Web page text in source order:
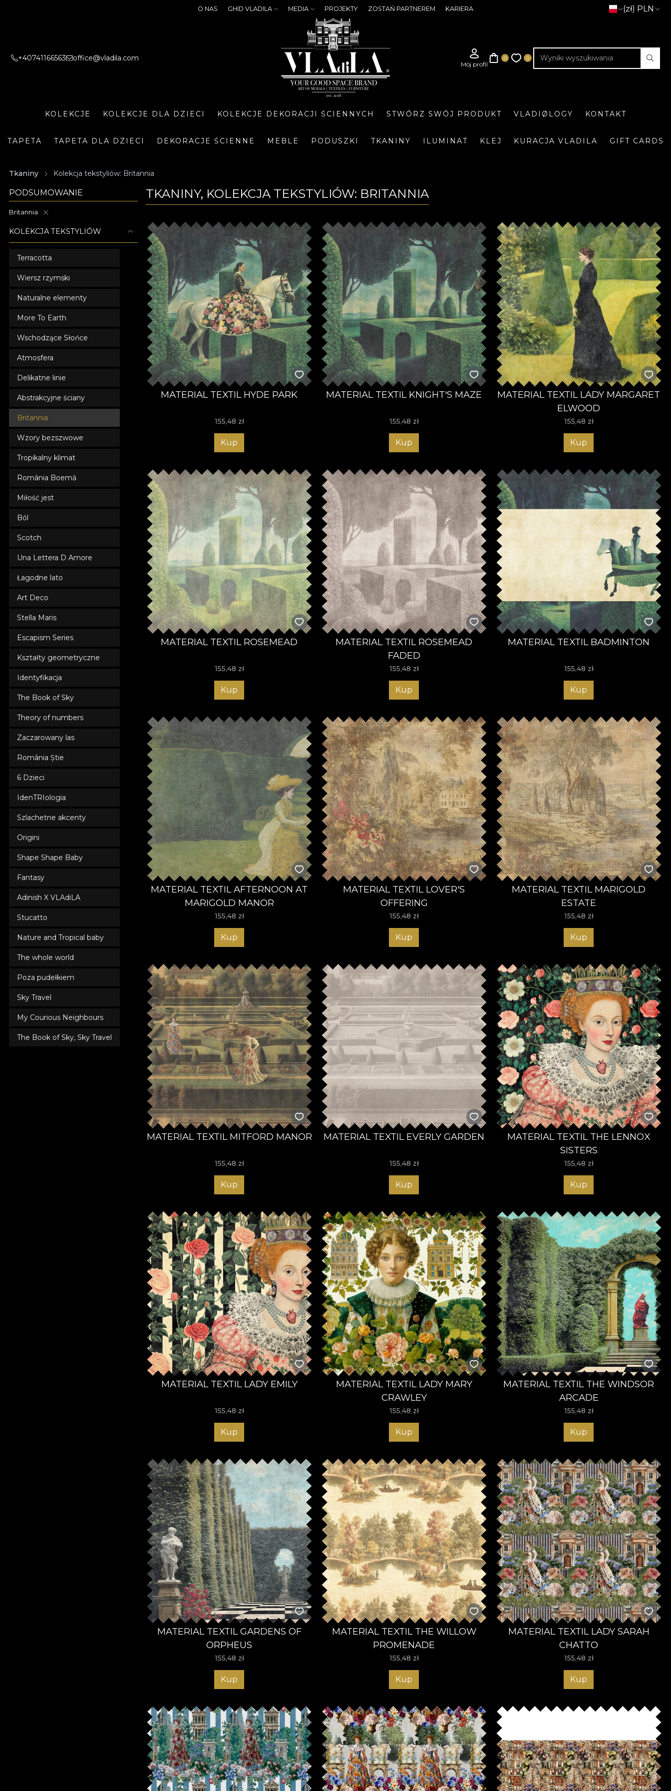
O NAS GHID VLADILA MEDIA PROJEKTY ZOSTAŃ PARTNEREM KARIERA (zł) PLN
+40741166563 office@vladila.com
KOLEKCJE KOLEKCJE DLA DZIECI KOLEKCJE DEKORACJI ŚCIENNYCH STWÓRZ SWÓJ PRODUKT VLADIØLOGY KONTAKT
TAPETA TAPETA DLA DZIECI DEKORACJE ŚCIENNE MEBLE PODUSZKI TKANINY ILUMINAT KLEJ KURACJA VLADILA GIFT CARDS
Tkaniny Kolekcja tekstyliów: Britannia
PODSUMOWANIE
Britannia
KOLEKCJA TEKSTYLIÓW
Terracotta
Wiersz rzymski
Naturalne elementy
More To Earth
Wschodzące Słońce
Atmosfera
Delikatne linie
Abstrakcyjne ściany
Britannia
Wzory bezszwowe
Tropikalny klimat
România Boemă
Miłość jest
Ból
Scotch
Una Lettera D Amore
Łagodne lato
Art Deco
Stella Maris
Escapism Series
Kształty geometryczne
Identyfikacja
The Book of Sky
Theory of numbers
Zaczarowany las
România Știe
6 Dzieci
IdenTRIologia
Szlachetne akcenty
Origini
Shape Shape Baby
Fantasy
Adinish X VLAdiLA
Stucatto
Nature and Tropical baby
The whole world
Poza pudełkiem
Sky Travel
My Courious Neighbours
The Book of Sky, Sky Travel
TKANINY, KOLEKCJA TEKSTYLIÓW: BRITANNIA
MATERIAL TEXTIL HYDE PARK
155,48 zł
Kup
MATERIAL TEXTIL KNIGHT'S MAZE
155,48 zł
Kup
MATERIAL TEXTIL LADY MARGARET
ELWOOD
155,48 zł
Kup
MATERIAL TEXTIL ROSEMEAD
155,48 zł
Kup
MATERIAL TEXTIL ROSEMEAD
FADED
155,48 zł
Kup
MATERIAL TEXTIL BADMINTON
155,48 zł
Kup
MATERIAL TEXTIL AFTERNOON AT
MARIGOLD MANOR
155,48 zł
Kup
MATERIAL TEXTIL LOVER'S
OFFERING
155,48 zł
Kup
MATERIAL TEXTIL MARIGOLD
ESTATE
155,48 zł
Kup
MATERIAL TEXTIL MITFORD MANOR
155,48 zł
Kup
MATERIAL TEXTIL EVERLY GARDEN
155,48 zł
Kup
MATERIAL TEXTIL THE LENNOX
SISTERS
155,48 zł
Kup
MATERIAL TEXTIL LADY EMILY
155,48 zł
Kup
MATERIAL TEXTIL LADY MARY
CRAWLEY
155,48 zł
Kup
MATERIAL TEXTIL THE WINDSOR
ARCADE
155,48 zł
Kup
MATERIAL TEXTIL GARDENS OF
ORPHEUS
155,48 zł
Kup
MATERIAL TEXTIL THE WILLOW
PROMENADE
155,48 zł
Kup
MATERIAL TEXTIL LADY SARAH
CHATTO
155,48 zł
Kup